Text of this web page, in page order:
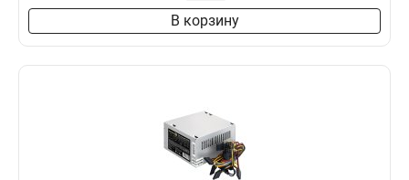
В корзину